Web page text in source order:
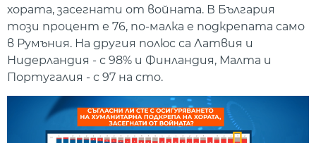
хората, засегнати от войната. В България
този процент е 76, по-малка е подкрепата само
в Румъния. На другия полюс са Латвия и
Нидерландия - с 98% и Финландия, Малта и
Португалия - с 97 на сто.